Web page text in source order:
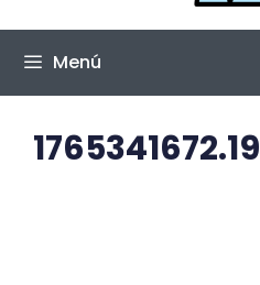
Menú
1765341672.19